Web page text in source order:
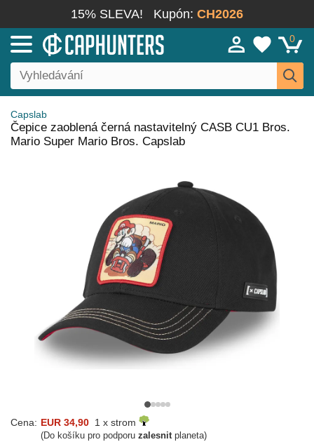
15% SLEVA! Kupón: CH2026
0
Capslab
Čepice zaoblená černá nastavitelný CASB CU1 Bros.
Mario Super Mario Bros. Capslab
Cena: EUR 34,90 1 x strom
(Do košíku pro podporu zalesnitplaneta)